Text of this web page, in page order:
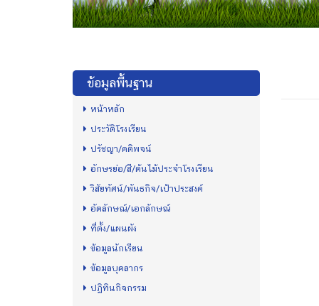
ข้อมูลพื้นฐาน
หน้าหลัก
ประวัติโรงเรียน
ปรัชญา/คติพจน์
อักษรย่อ/สี/ต้นไม้ประจำโรงเรียน
วิสัยทัศน์/พันธกิจ/เป้าประสงค์
อัตลักษณ์/เอกลักษณ์
ที่ตั้ง/แผนผัง
ข้อมูลนักเรียน
ข้อมูลบุคลากร
ปฏิทินกิจกรรม